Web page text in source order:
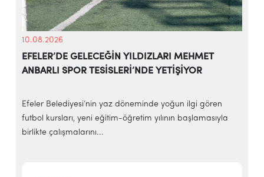
10.08.2026
EFELER’DE GELECEĞİN YILDIZLARI MEHMET
ANBARLI SPOR TESİSLERİ’NDE YETİŞİYOR
Efeler Belediyesi’nin yaz döneminde yoğun ilgi gören
futbol kursları, yeni eğitim-öğretim yılının başlamasıyla
birlikte çalışmalarını...